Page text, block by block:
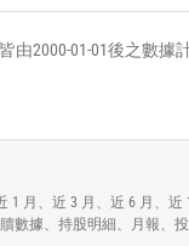
2000-01-01後之數據
1 月、近 3 月、近 6 月
數據、持股明細、月報、